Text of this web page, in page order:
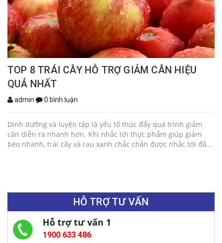
TOP 8 TRÁI CÂY HỖ TRỢ GIẢM CÂN HIỆU
QUẢ NHẤT
admin 0 bình luận
Dinh dưỡng và luyện tập là yếu tố thúc đẩy quá trình giảm
cân diễn ra nhanh hơn. Khi nhắc tới thực phẩm giúp giảm
béo nhanh, trái cây và rau xanh chắc chắn được nhắc tới đầu
HỖ TRỢ TƯ VẤN
Hỗ trợ tư vấn 1
1900 633 486